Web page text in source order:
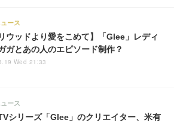
リウッドより愛をこめて】「Glee」レディ
ガとあの人のエピソード制作？
ース
Wed 21:33
シリーズ「Glee」のクリエイター、米有
ース